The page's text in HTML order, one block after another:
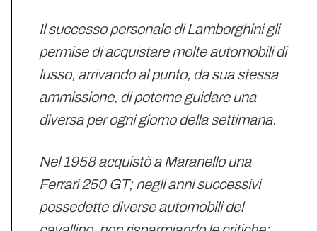
Il successo personale di Lamborghini gli
permise di acquistare molte automobili di
lusso, arrivando al punto, da sua stessa
ammissione, di poterne guidare una
diversa per ogni giorno della settimana.
Nel 1958 acquistò a Maranello una
Ferrari 250 GT; negli anni successivi
possedette diverse automobili del